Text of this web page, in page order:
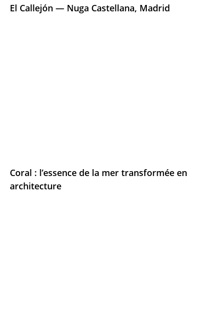
El Callejón — Nuga Castellana, Madrid
Coral : l’essence de la mer transformée en
architecture